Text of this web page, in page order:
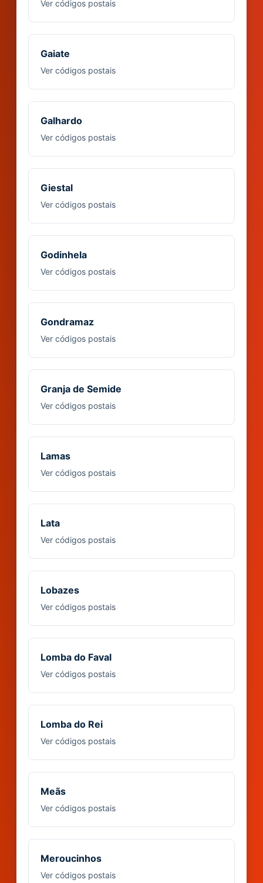
Ver códigos postais
Gaiate
Ver códigos postais
Galhardo
Ver códigos postais
Giestal
Ver códigos postais
Godinhela
Ver códigos postais
Gondramaz
Ver códigos postais
Granja de Semide
Ver códigos postais
Lamas
Ver códigos postais
Lata
Ver códigos postais
Lobazes
Ver códigos postais
Lomba do Faval
Ver códigos postais
Lomba do Rei
Ver códigos postais
Meãs
Ver códigos postais
Meroucinhos
Ver códigos postais